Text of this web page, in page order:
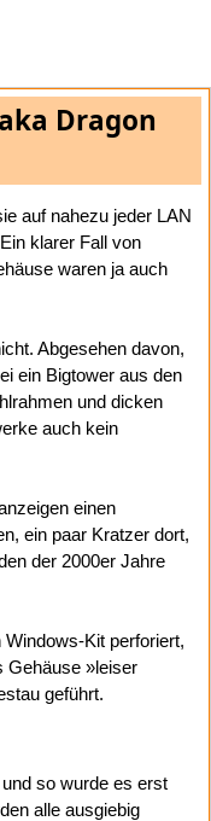
Dragon
auf nahezu jeder LAN
klarer Fall von
waren ja auch
Abgesehen davon,
ein Bigtower aus den
und dicken
auch kein
einen
ein paar Kratzer dort,
der 2000er Jahre
Kit perforiert,
Gehäuse »leiser
geführt.
so wurde es erst
alle ausgiebig